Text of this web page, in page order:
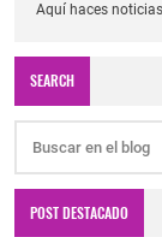
Aquí haces
SEARCH
POST DESTACADO